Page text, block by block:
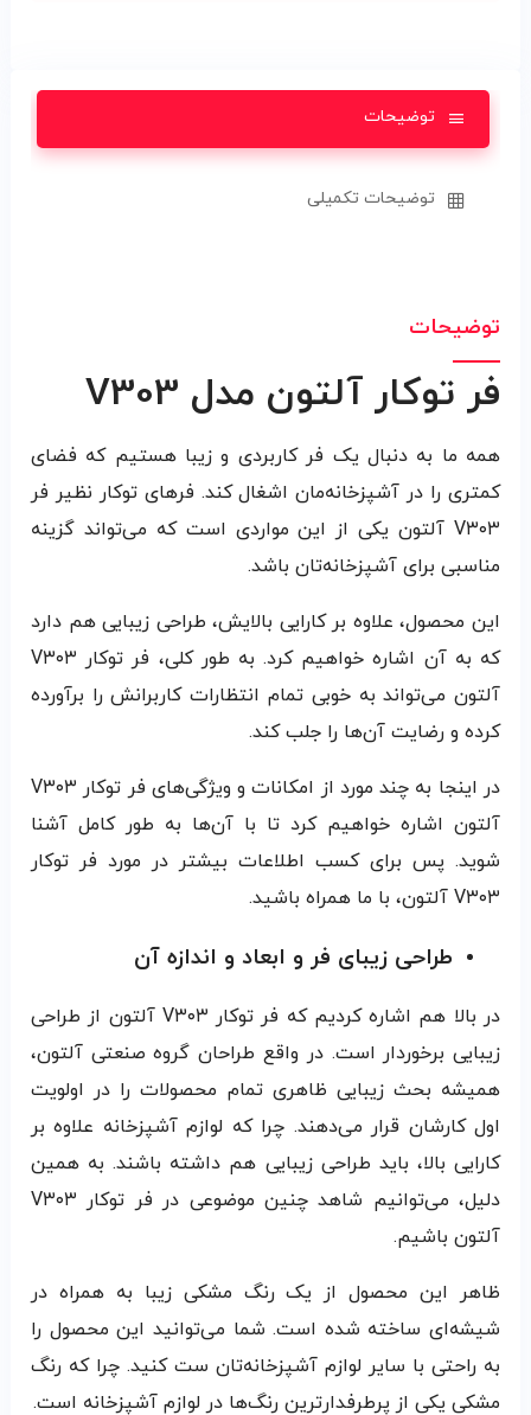
توضیحات
توضیحات تکمیلی
توضیحات
فر توکار آلتون مدل V303
همه ما به دنبال یک فر کاربردی و زیبا هستیم که فضای
کمتری را در آشپزخانه‌مان اشغال کند. فرهای توکار نظیر فر
V۳۰۳ آلتون یکی از این مواردی است که می‌تواند گزینه
مناسبی برای آشپزخانه‌تان باشد.
این محصول، علاوه بر کارایی بالایش، طراحی زیبایی هم دارد
که به آن اشاره خواهیم کرد. به طور کلی،‌ فر توکار V۳۰۳
آلتون می‌تواند به خوبی تمام انتظارات کاربرانش را برآورده
کرده و رضایت آن‌ها را جلب کند.
در اینجا به چند مورد از امکانات و ویژگی‌های فر توکار V۳۰۳
آلتون اشاره خواهیم کرد تا با آن‌ها به طور کامل آشنا
شوید. پس برای کسب اطلاعات بیشتر در مورد فر توکار
V۳۰۳ آلتون، با ما همراه باشید.
طراحی زیبای فر و ابعاد و اندازه آن
در بالا هم اشاره کردیم که فر توکار V۳۰۳ آلتون از طراحی
زیبایی برخوردار است. در واقع طراحان گروه صنعتی آلتون،
همیشه بحث زیبایی ظاهری تمام محصولات را در اولویت
اول کارشان قرار می‌دهند. چرا که لوازم آشپزخانه علاوه بر
کارایی بالا، باید طراحی زیبایی هم داشته باشند. به همین
دلیل، می‌توانیم شاهد چنین موضوعی در فر توکار V۳۰۳
آلتون باشیم.
ظاهر این محصول از یک رنگ مشکی زیبا به همراه در
شیشه‌ای ساخته شده است. شما می‌توانید این محصول را
به راحتی با سایر لوازم آشپزخانه‌تان ست کنید. چرا که رنگ
مشکی یکی از پرطرفدارترین رنگ‌ها در لوازم آشپزخانه است.